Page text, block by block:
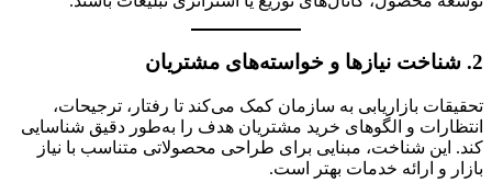
2. شناخت نیازها و خواسته‌های مشتریان
تحقیقات بازاریابی به سازمان کمک می‌کند تا رفتار، ترجیحات،
انتظارات و الگوهای خرید مشتریان هدف را به‌طور دقیق شناسایی
کند. این شناخت، مبنایی برای طراحی محصولاتی متناسب با نیاز
بازار و ارائه خدمات بهتر است.